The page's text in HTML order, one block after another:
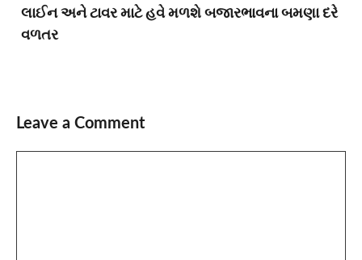
લાઈન અને ટાવર માટે હવે મળશે બજારભાવના બમણા દરે
વળતર
Leave a Comment